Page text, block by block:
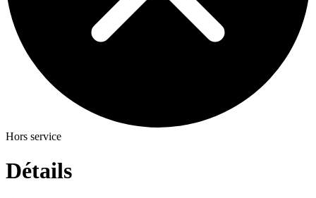
Hors service
Détails